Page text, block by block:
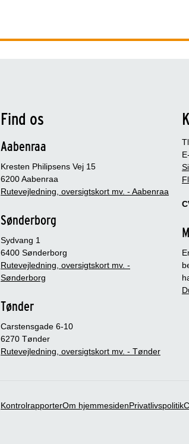
Find os
Aabenraa
Kresten Philipsens Vej 15
6200 Aabenraa
Rutevejledning, oversigtskort mv. - Aabenraa
Sønderborg
Sydvang 1
6400 Sønderborg
Rutevejledning, oversigtskort mv. -
Sønderborg
Tønder
Carstensgade 6-10
6270 Tønder
Rutevejledning, oversigtskort mv. - Tønder
KontrolrapporterOm hjemmesidenPrivatlivspolitik